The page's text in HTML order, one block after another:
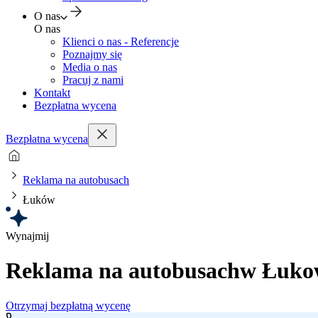
O nas
O nas
Klienci o nas - Referencje
Poznajmy się
Media o nas
Pracuj z nami
Kontakt
Bezpłatna wycena
Bezpłatna wycena
Reklama na autobusach
Łuków
Wynajmij
Reklama na autobusachw
Otrzymaj bezpłatną wycenę